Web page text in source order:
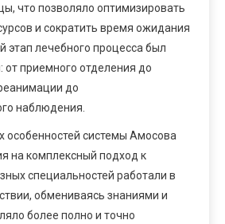
что позволяло оптимизировать
и сократить время ожидания
этап лечебного процесса был
от приемного отделения до
до
наблюдения.
особенностей системы Амосова
на комплексный подход к
специальностей работали в
обмениваясь знаниями и
более полно и точно